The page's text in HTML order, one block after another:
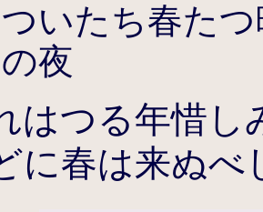
ついたち春たつ
の夜
はつる年惜し
に春は来ぬべ